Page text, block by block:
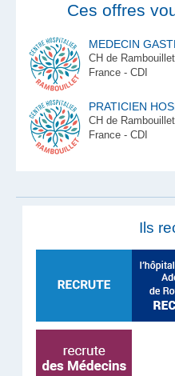
Ces offres
MEDECIN
CH de
France - CDI
PRATICIEN
CH de
France - CDI
Ils